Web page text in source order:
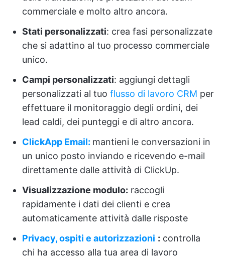
commerciale e molto altro ancora.
Stati personalizzati: crea fasi personalizzate
che si adattino al tuo processo commerciale
unico.
Campi personalizzati: aggiungi dettagli
personalizzati al tuo flusso di lavoro CRM per
effettuare il monitoraggio degli ordini, dei
lead caldi, dei punteggi e di altro ancora.
ClickApp Email: mantieni le conversazioni in
un unico posto inviando e ricevendo e-mail
direttamente dalle attività di ClickUp.
Visualizzazione modulo: raccogli
rapidamente i dati dei clienti e crea
automaticamente attività dalle risposte
Privacy, ospiti e autorizzazioni : controlla
chi ha accesso alla tua area di lavoro